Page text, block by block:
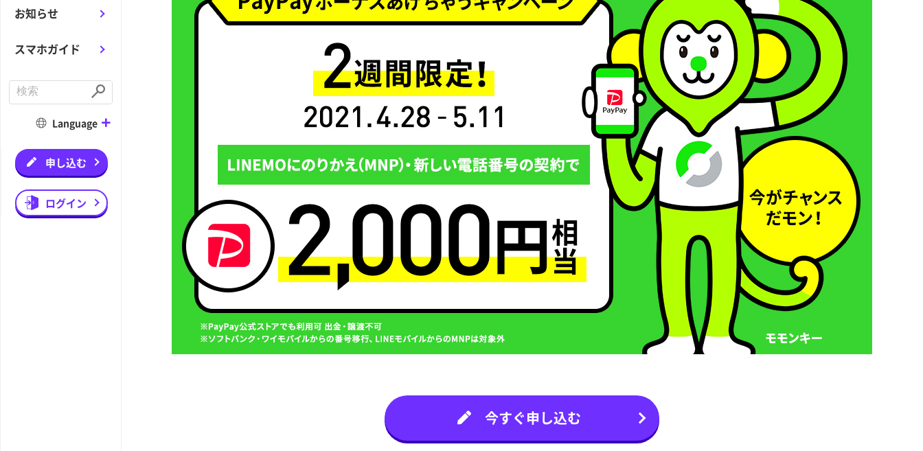
お知らせ
スマホガイド
n
S
u
m
t
Language
申し込む
ログイン
今すぐ申し込む